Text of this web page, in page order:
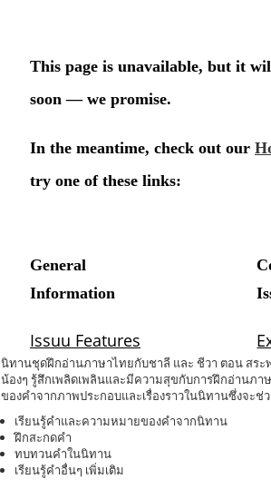
นิทานชุดฝึกอ่านภาษาไทยกับชาลี และ ชีวา ตอน สร
น้องๆ รู้สึกเพลิดเพลินและมีความสุขกับการฝึกอ่านภ
ของคำจากภาพประกอบและเรื่องราวในนิทานซึ่งจะ
เรียนรู้คำและความหมายของคำจากนิทาน
ฝึกสะกดคำ
ทบทวนคำในนิทาน
เรียนรู้คำอื่นๆ เพิ่มเติม